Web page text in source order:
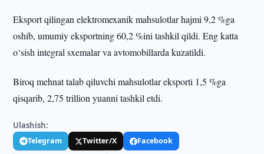
Eksport qilingan elektromexanik mahsulotlar hajmi 9,2 %ga
oshib, umumiy eksportning 60,2 %ini tashkil qildi. Eng katta
o‘sish integral sxemalar va avtomobillarda kuzatildi.
Biroq mehnat talab qiluvchi mahsulotlar eksporti 1,5 %ga
qisqarib, 2,75 trillion yuanni tashkil etdi.
Ulashish:
Telegram Twitter/X
Facebook